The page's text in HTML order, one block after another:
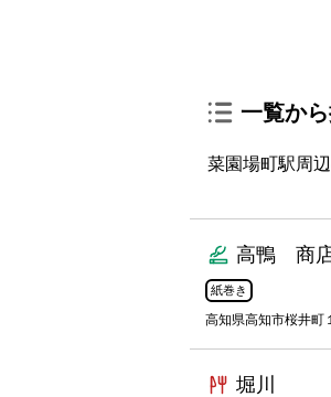
一覧か
菜園場町駅周
高鴨 商
紙巻き
高知県高知市桜井町
堀川